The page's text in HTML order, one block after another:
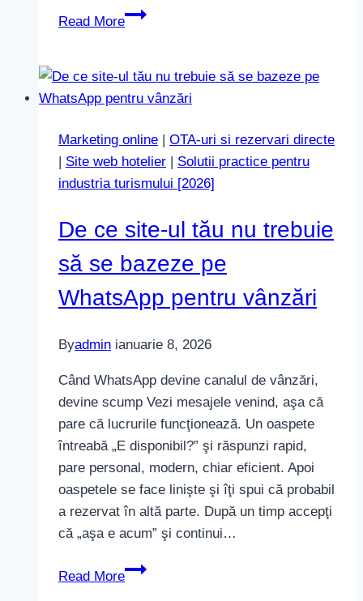
Read More
Oferte
funcționează
fără
în
2026
Marketing online | OTA-uri si rezervari directe
| Site web hotelier | Solutii practice pentru
industria turismului [2026]
De ce site-ul tău nu trebuie
să se bazeze pe
WhatsApp pentru vânzări
Byadmin ianuarie 8, 2026
Când WhatsApp devine canalul de vânzări,
devine scump Vezi mesajele venind, aşa că
pare că lucrurile funcţionează. Un oaspete
întreabă „E disponibil?” şi răspunzi rapid,
pare personal, modern, chiar eficient. Apoi
oaspetele se face linişte şi îţi spui că probabil
a rezervat în altă parte. După un timp accepţi
că „aşa e acum” şi continui…
Read More
De